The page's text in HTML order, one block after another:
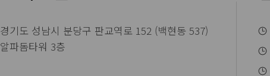
경기도 성남시 분당구 판교역로 152 (백현동 537)
알파돔타워 3층